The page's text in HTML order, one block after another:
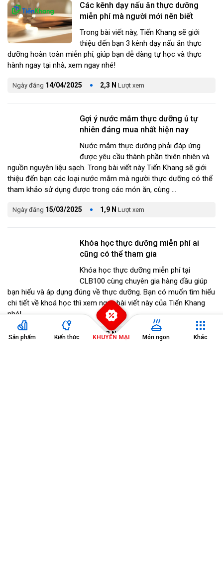
Các kênh dạy nấu ăn thực dưỡng
miễn phí mà người mới nên biết
Ngày đăng 14/04/2025 2,3 N Lượt xem
Trong bài viết này, Tiến Khang sẽ giới
thiệu đến bạn 3 kênh dạy nấu ăn thực
dưỡng hoàn toàn miễn phí, giúp bạn dễ dàng tự học và thực
hành ngay tại nhà, xem ngay nhé!
Gợi ý nước mắm thực dưỡng ủ tự
nhiên đáng mua nhất hiện nay
Ngày đăng 15/03/2025 1,9 N Lượt xem
Nước mắm thực dưỡng phải đáp ứng
được yêu cầu thành phần thiên nhiên và
nguồn nguyên liệu sạch. Trong bài viết này Tiến Khang sẽ giới
thiệu đến bạn các loại nước mắm mà người thực dưỡng có thể
tham khảo sử dụng được trong các món ăn, cùng ...
Khóa học thực dưỡng miễn phí ai
cũng có thể tham gia
Ngày đăng 28/02/2025 2,3 N Lượt xem
Khóa học thực dưỡng miễn phí tại
CLB100 cùng chuyên gia hàng đầu giúp
bạn hiểu và áp dụng đúng về thực dưỡng. Bạn có muốn tìm hiểu
chi tiết về khoá học thì xem ngay bài viết này của Tiến Khang
nhé!
Sản phẩm Kiến thức KHUYẾN MẠI Món ngon Khác